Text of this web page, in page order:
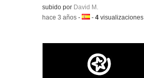
Contenido educativo.
subido por David M.
-hace 3 años -Idioma:
-4 visualizaciones